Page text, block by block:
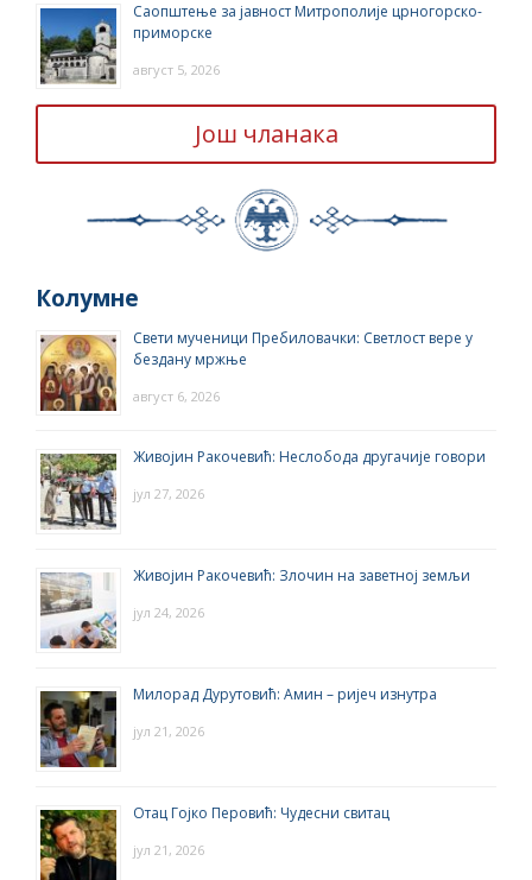
Саопштење за јавност Митрополије црногорско-
приморске
август 5, 2026
Још чланака
Колумне
Свети мученици Пребиловачки: Светлост вере у
бездану мржње
август 6, 2026
Живојин Ракочевић: Неслобода другачије говори
јул 27, 2026
Живојин Ракочевић: Злочин на заветној земљи
јул 24, 2026
Милорад Дурутовић: Амин – ријеч изнутра
јул 21, 2026
Отац Гојко Перовић: Чудесни свитац
јул 21, 2026